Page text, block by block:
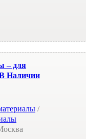
– для
Наличии
/